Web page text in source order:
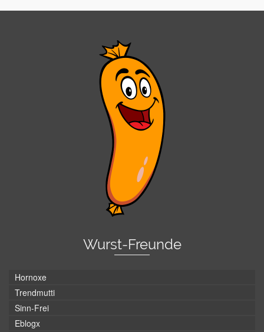
Wurst-Freunde
Hornoxe
Trendmutti
Sinn-Frei
Eblogx